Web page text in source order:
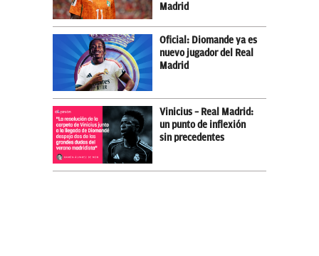
Madrid
Oficial: Diomande ya es
nuevo jugador del Real
Madrid
Vinicius – Real Madrid:
un punto de inflexión
sin precedentes